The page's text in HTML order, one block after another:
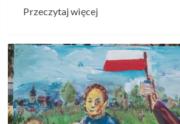
Przeczytaj więcejPrzeczytaj
o
Seminarium
pianistyczne
w
SM
I